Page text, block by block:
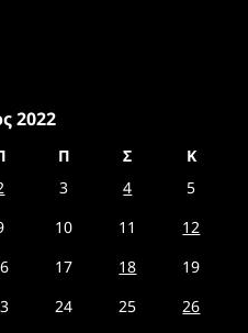
2022
Π Σ
Κ
3 4
5
10 11
12
17 18
19
24 25
26